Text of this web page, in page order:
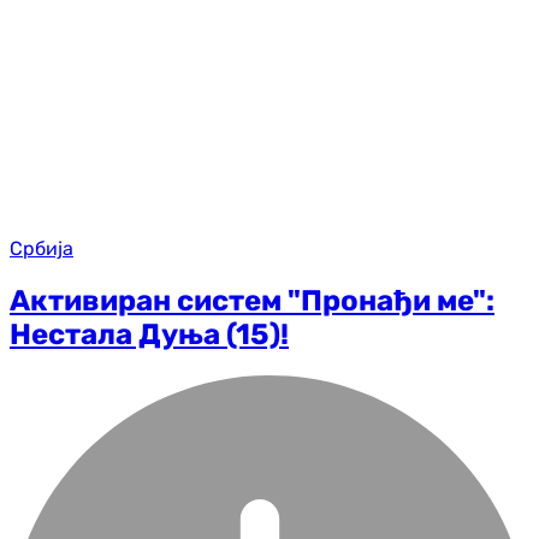
Србија
Активиран систем "Пронађи ме":
Нестала Дуња (15)!